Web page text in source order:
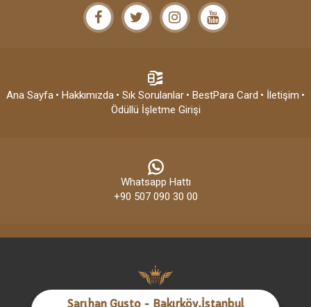
Ana Sayfa • Hakkımızda • Sık Sorulanlar • BestPara Card • İletişim •
Ödüllü İşletme Girişi
Whatsapp Hattı
+90 507 090 30 00
Sarıhan Gusto - Bakırköy,İstanbul